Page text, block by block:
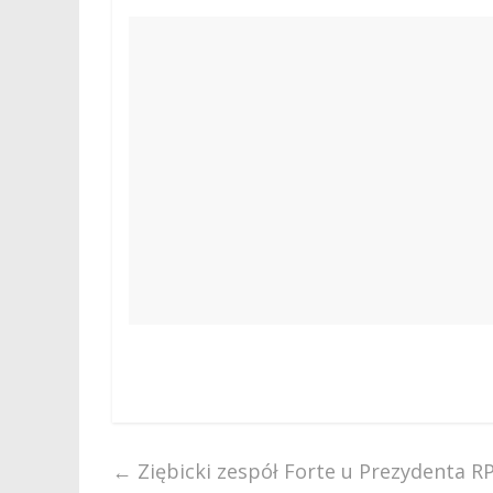
← Ziębicki zespół Forte u Prezydenta